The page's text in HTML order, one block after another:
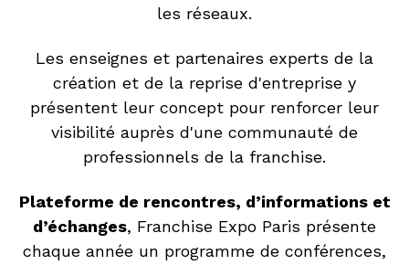
les réseaux.
Les enseignes et partenaires experts de la
création et de la reprise d'entreprise y
présentent leur concept pour renforcer leur
visibilité auprès d'une communauté de
professionnels de la franchise.
Plateforme de rencontres, d’informations et
d’échanges, Franchise Expo Paris présente
chaque année un programme de conférences,